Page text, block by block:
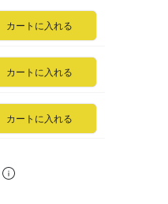
カートに入れる
カートに入れる
カートに入れる